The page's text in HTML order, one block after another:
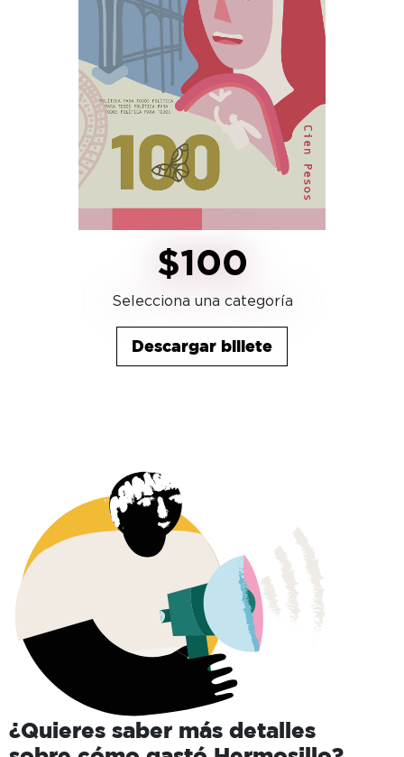
$100
Selecciona una categoría
Descargar billete
¿Quieres saber más detalles